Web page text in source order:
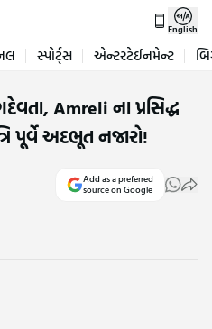
English
સ્પોર્ટ્સ એન્ટરટેઈનમેન્ટ
Amreli ના પ્રસિદ્ધ
પૂર્વે અદભૂત નજારો!
Add as a preferred
source on Google